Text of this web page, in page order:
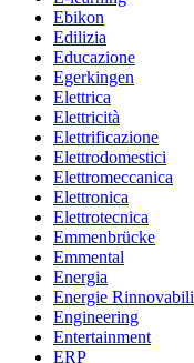
Ebikon
Edilizia
Educazione
Egerkingen
Elettrica
Elettricità
Elettrificazione
Elettrodomestici
Elettromeccanica
Elettronica
Elettrotecnica
Emmenbrücke
Emmental
Energia
Energie Rinnovabili
Engineering
Entertainment
ERP